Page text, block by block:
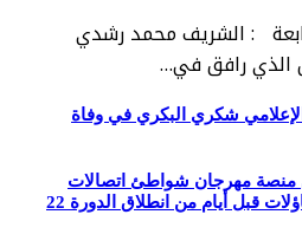
: المغرب360 متابعة : الشريف محمد رشدي
الذي رافق في…
شكري البكري في وفاة
منصة مهرجان شواطئ اتصالات
قبل أيام من انطلاق الدورة 22